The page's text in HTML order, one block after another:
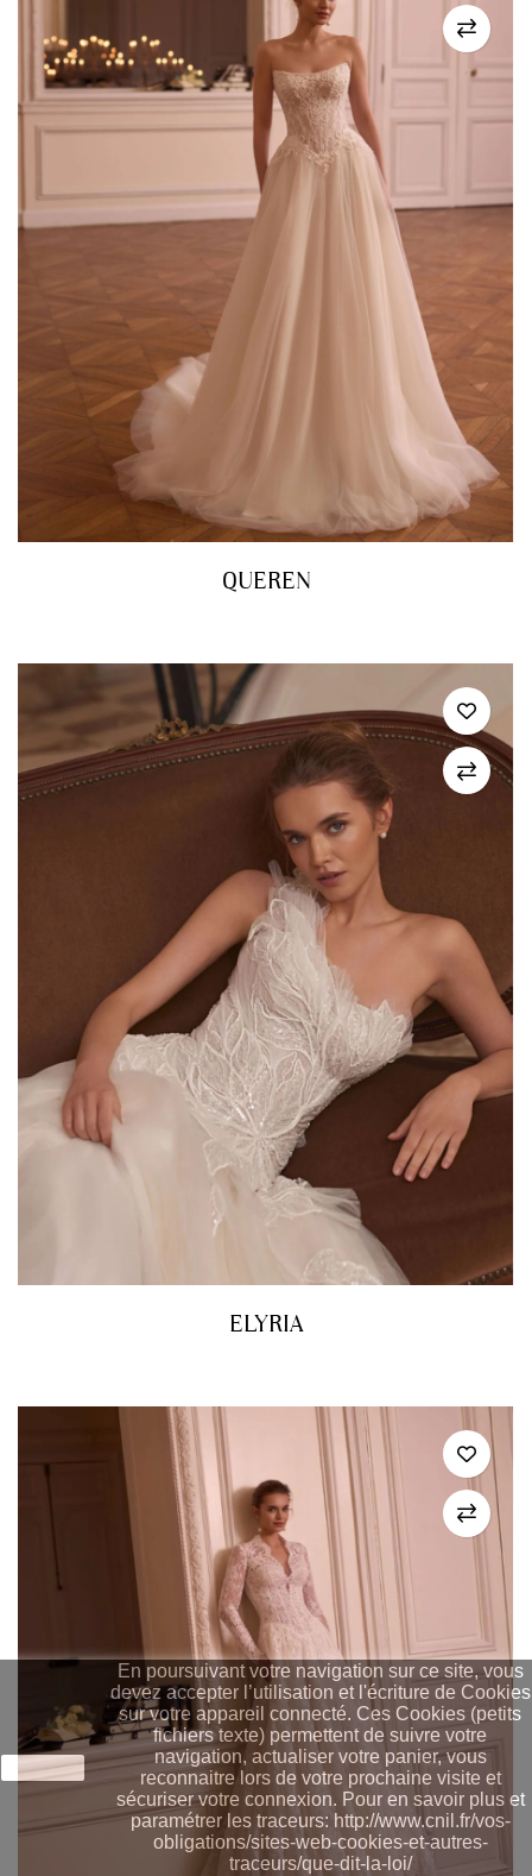
QUEREN
ELYRIA
J'accepte
En poursuivant votre navigation sur ce site, vous
devez accepter l’utilisation et l'écriture de Cookies
sur votre appareil connecté. Ces Cookies (petits
fichiers texte) permettent de suivre votre
navigation, actualiser votre panier, vous
reconnaitre lors de votre prochaine visite et
sécuriser votre connexion. Pour en savoir plus et
paramétrer les traceurs: http://www.cnil.fr/vos-
obligations/sites-web-cookies-et-autres-
traceurs/que-dit-la-loi/